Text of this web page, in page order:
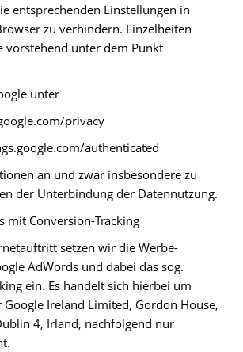
entsprechenden Einstellungen in
zu verhindern. Einzelheiten
vorstehend unter dem Punkt
unter
privacy
authenticated
an und zwar insbesondere zu
der Unterbindung der Datennutzung.
mit Conversion-Tracking
setzen wir die Werbe-
AdWords und dabei das sog.
ein. Es handelt sich hierbei um
Ireland Limited, Gordon House,
4, Irland, nachfolgend nur